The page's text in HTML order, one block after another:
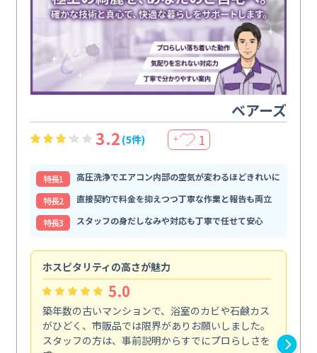
ベアーズ
3.2 (5件) ＋ 1
特⻑1
高圧洗浄でエアコン内部の空気が変わるほどきれいに
特⻑2
直接契約で料金を抑えつつ丁寧な作業と報告も両立
特⻑3
スタッフの身だしなみや対応も丁寧で任せて安心
ホスピタリティの高さが魅力
5.0
築年数の古いマンションで、浴室のカビや石鹸カス
がひどく、市販品では限界がありお願いしました。
スタッフの方は、事前説明からすでにプロらしさを